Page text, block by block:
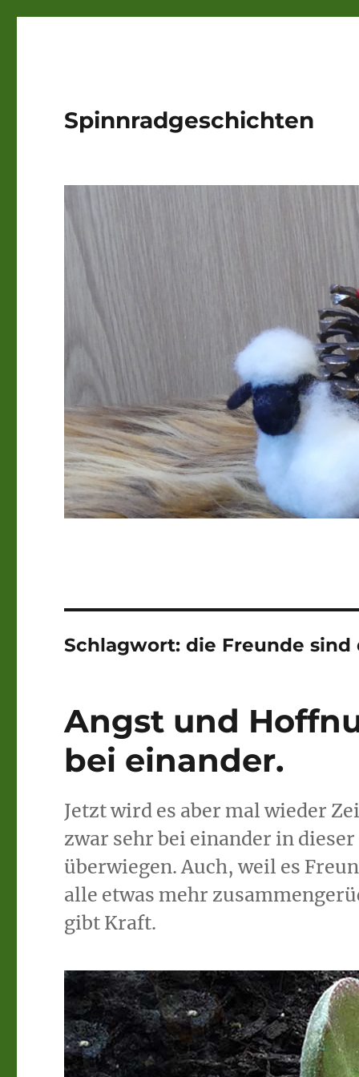
Spinnradgeschichten
Schlagwort:die Freunde sind
Angst und
bei einander.
Jetzt wird es aber mal wieder
zwar sehr bei einander in
überwiegen. Auch, weil es
alle etwas mehr
gibt Kraft.